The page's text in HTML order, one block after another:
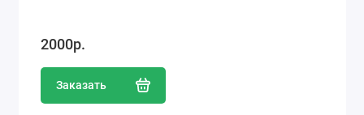
2000р.
Заказать